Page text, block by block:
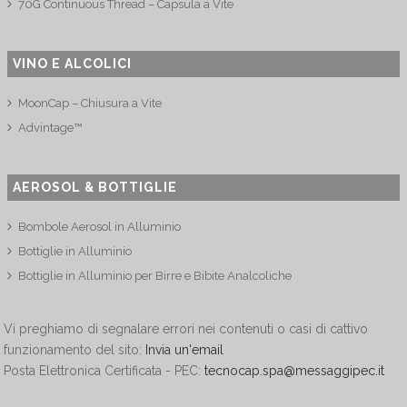
70G Continuous Thread – Capsula a Vite
VINO E ALCOLICI
MoonCap – Chiusura a Vite
Advintage™
AEROSOL & BOTTIGLIE
Bombole Aerosol in Alluminio
Bottiglie in Alluminio
Bottiglie in Alluminio per Birre e Bibite Analcoliche
Vi preghiamo di segnalare errori nei contenuti o casi di cattivo
funzionamento del sito: Invia un'email
Posta Elettronica Certificata - PEC:tecnocap.spa@messaggipec.it